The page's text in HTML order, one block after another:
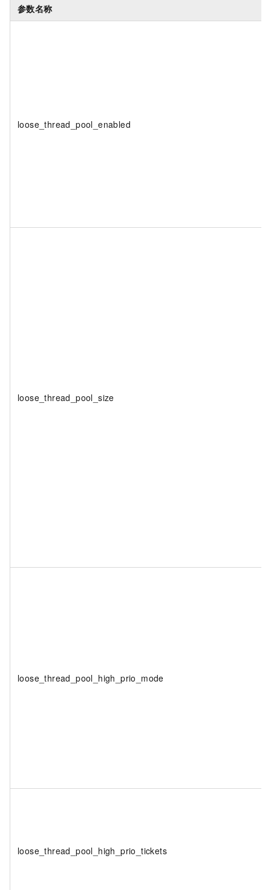
参数名称
loose_thread_pool_enabled
loose_thread_pool_size
loose_thread_pool_high_prio_mode
loose_thread_pool_high_prio_tickets